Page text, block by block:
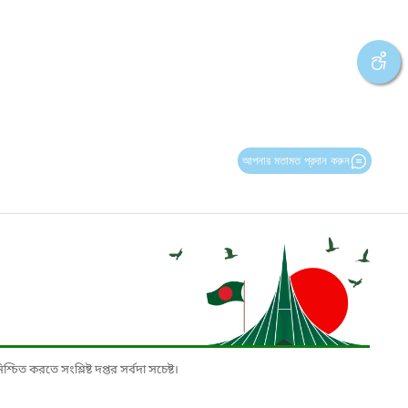
আপনার মতামত প্রদান করুন
করতে সংশ্লিষ্ট দপ্তর সর্বদা সচেষ্ট।